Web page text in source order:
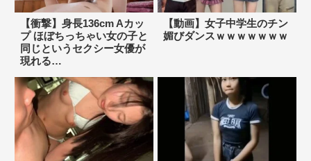
【衝撃】身長136cm Aカッ
プ ほぼちっちゃい女の子と
同じというセクシー女優が
現れる…
【動画】女子中学生のチン
媚びダンスｗｗｗｗｗｗｗ